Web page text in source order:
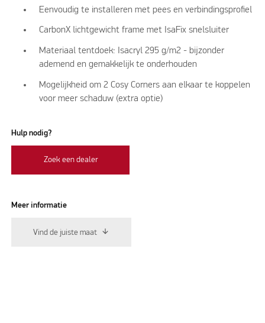
Eenvoudig te installeren met pees en verbindingsprofiel
CarbonX lichtgewicht frame met IsaFix snelsluiter
Materiaal tentdoek: Isacryl 295 g/m2 - bijzonder
ademend en gemakkelijk te onderhouden
Mogelijkheid om 2 Cosy Corners aan elkaar te koppelen
voor meer schaduw (extra optie)
Hulp nodig?
Zoek een dealer
Meer informatie
Vind de juiste maat